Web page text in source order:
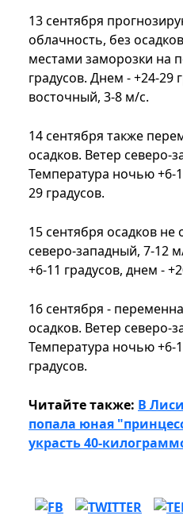
13 сентября
облачность, без
местами заморозки на
градусов. Днем - +24-29
восточный, 3-8 м/с.
14 сентября также
осадков. Ветер северо-
Температура ночью +6-
29 градусов.
15 сентября осадков не
северо-западный, 7-12
+6-11 градусов, днем ​​-
16 сентября -
осадков. Ветер северо-
Температура ночью +6-
градусов.
Читайте также: В
попала юная
украсть 40-